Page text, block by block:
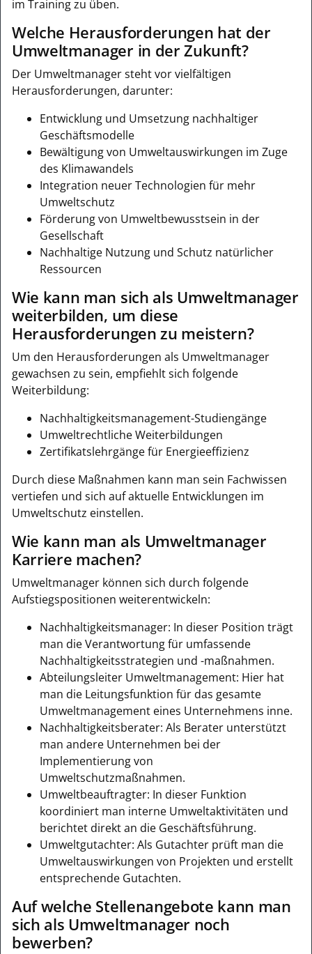
im Training zu üben.
Welche Herausforderungen hat der
Umweltmanager in der Zukunft?
Der Umweltmanager steht vor vielfältigen
Herausforderungen, darunter:
Entwicklung und Umsetzung nachhaltiger
Geschäftsmodelle
Bewältigung von Umweltauswirkungen im Zuge
des Klimawandels
Integration neuer Technologien für mehr
Umweltschutz
Förderung von Umweltbewusstsein in der
Gesellschaft
Nachhaltige Nutzung und Schutz natürlicher
Ressourcen
Wie kann man sich als Umweltmanager
weiterbilden, um diese
Herausforderungen zu meistern?
Um den Herausforderungen als Umweltmanager
gewachsen zu sein, empfiehlt sich folgende
Weiterbildung:
Nachhaltigkeitsmanagement-Studiengänge
Umweltrechtliche Weiterbildungen
Zertifikatslehrgänge für Energieeffizienz
Durch diese Maßnahmen kann man sein Fachwissen
vertiefen und sich auf aktuelle Entwicklungen im
Umweltschutz einstellen.
Wie kann man als Umweltmanager
Karriere machen?
Umweltmanager können sich durch folgende
Aufstiegspositionen weiterentwickeln:
Nachhaltigkeitsmanager: In dieser Position trägt
man die Verantwortung für umfassende
Nachhaltigkeitsstrategien und -maßnahmen.
Abteilungsleiter Umweltmanagement: Hier hat
man die Leitungsfunktion für das gesamte
Umweltmanagement eines Unternehmens inne.
Nachhaltigkeitsberater: Als Berater unterstützt
man andere Unternehmen bei der
Implementierung von
Umweltschutzmaßnahmen.
Umweltbeauftragter: In dieser Funktion
koordiniert man interne Umweltaktivitäten und
berichtet direkt an die Geschäftsführung.
Umweltgutachter: Als Gutachter prüft man die
Umweltauswirkungen von Projekten und erstellt
entsprechende Gutachten.
Auf welche Stellenangebote kann man
sich als Umweltmanager noch
bewerben?